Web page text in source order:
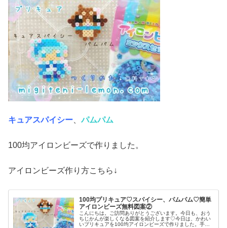
キュアスパイシー 、パムパム
100均アイロンビーズで作りました。
アイロンビーズ作り方こちら↓
100均プリキュア♡スパイシー、パムパム♡簡単
アイロンビーズ無料図案②
こんにちは。ご訪問ありがとうございます。今日も、おう
ちじかんが楽しくなる図案を紹介します♡今日は、かわい
いプリキュアを100均アイロンビーズで作りました。手の